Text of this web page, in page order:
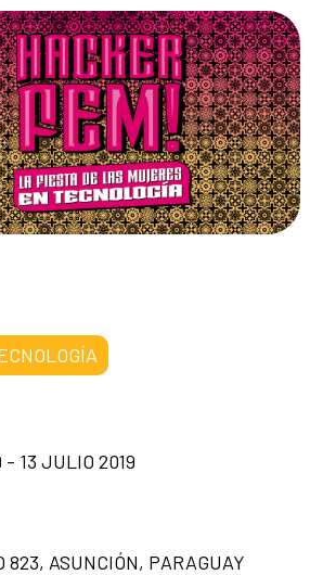
- 13 JULIO 2019
823, ASUNCIÓN, PARAGUAY